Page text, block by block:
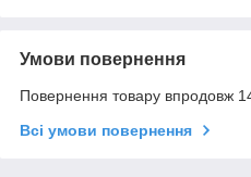
Умови повернення
Повернення товару впродовж
Всі умови повернення